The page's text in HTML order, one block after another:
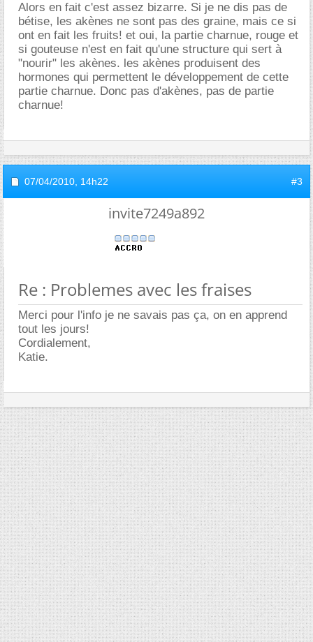
Alors en fait c'est assez bizarre. Si je ne dis pas de
bétise, les akènes ne sont pas des graine, mais ce si
ont en fait les fruits! et oui, la partie charnue, rouge et
si gouteuse n'est en fait qu'une structure qui sert à
"nourir" les akènes. les akènes produisent des
hormones qui permettent le développement de cette
partie charnue. Donc pas d'akènes, pas de partie
charnue!
07/04/2010, 14h22 #3
invite7249a892
Re : Problemes avec les fraises
Merci pour l'info je ne savais pas ça, on en apprend
tout les jours!
Cordialement,
Katie.